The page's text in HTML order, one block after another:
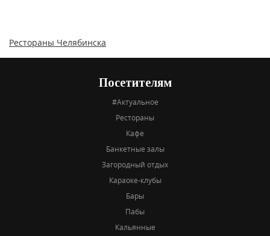
Рестораны Челябинска
Посетителям
#Актуальное
Рестораны
Кафе
Банкетные залы
Загородный отдых
Караоке-клубы
Бары
Пабы
Кальянные